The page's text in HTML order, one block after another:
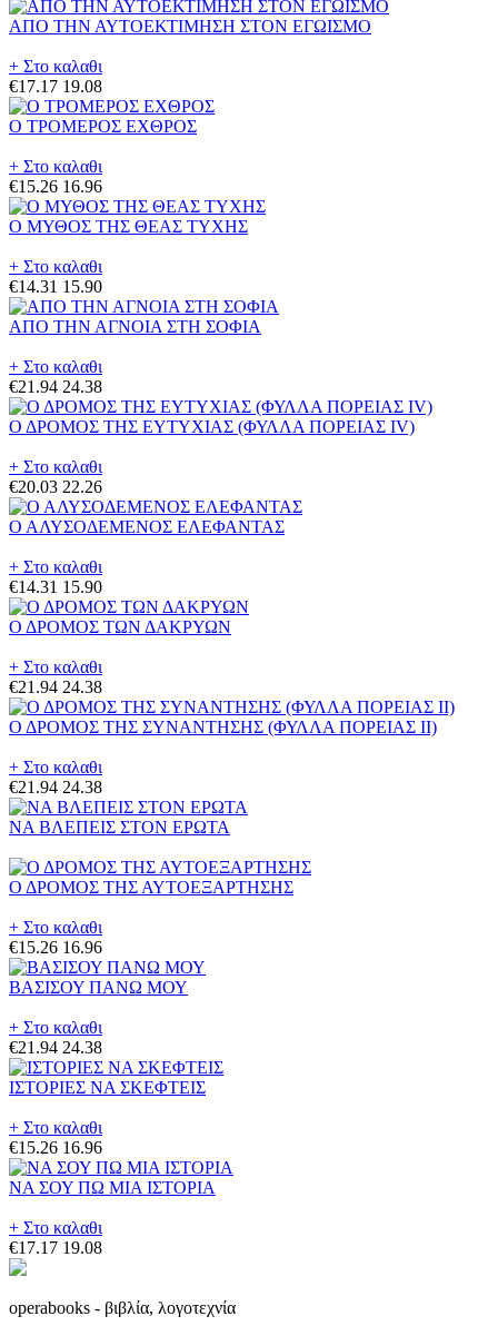
ΑΠΟ ΤΗΝ ΑΥΤΟΕΚΤΙΜΗΣΗ ΣΤΟΝ ΕΓΩΙΣΜΟ
+ Στο καλαθι
€17.17 19.08
Ο ΤΡΟΜΕΡΟΣ ΕΧΘΡΟΣ
+ Στο καλαθι
€15.26 16.96
Ο ΜΥΘΟΣ ΤΗΣ ΘΕΑΣ ΤΥΧΗΣ
+ Στο καλαθι
€14.31 15.90
ΑΠΟ ΤΗΝ ΑΓΝΟΙΑ ΣΤΗ ΣΟΦΙΑ
+ Στο καλαθι
€21.94 24.38
Ο ΔΡΟΜΟΣ ΤΗΣ ΕΥΤΥΧΙΑΣ (ΦΥΛΛΑ ΠΟΡΕΙΑΣ IV)
+ Στο καλαθι
€20.03 22.26
Ο ΑΛΥΣΟΔΕΜΕΝΟΣ ΕΛΕΦΑΝΤΑΣ
+ Στο καλαθι
€14.31 15.90
Ο ΔΡΟΜΟΣ ΤΩΝ ΔΑΚΡΥΩΝ
+ Στο καλαθι
€21.94 24.38
Ο ΔΡΟΜΟΣ ΤΗΣ ΣΥΝΑΝΤΗΣΗΣ (ΦΥΛΛΑ ΠΟΡΕΙΑΣ II)
+ Στο καλαθι
€21.94 24.38
ΝΑ ΒΛΕΠΕΙΣ ΣΤΟΝ ΕΡΩΤΑ
Ο ΔΡΟΜΟΣ ΤΗΣ ΑΥΤΟΕΞΑΡΤΗΣΗΣ
+ Στο καλαθι
€15.26 16.96
ΒΑΣΙΣΟΥ ΠΑΝΩ ΜΟΥ
+ Στο καλαθι
€21.94 24.38
ΙΣΤΟΡΙΕΣ ΝΑ ΣΚΕΦΤΕΙΣ
+ Στο καλαθι
€15.26 16.96
ΝΑ ΣΟΥ ΠΩ ΜΙΑ ΙΣΤΟΡΙΑ
+ Στο καλαθι
€17.17 19.08
operabooks - βιβλία, λογοτεχνία